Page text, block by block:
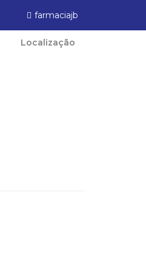
farmaciajb
Localização